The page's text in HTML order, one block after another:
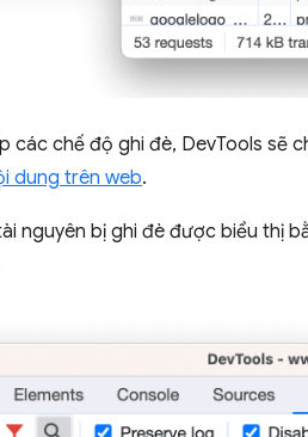
các chế độ ghi đè, DevTools sẽ
dung trên web.
nguyên bị ghi đè được biểu thị